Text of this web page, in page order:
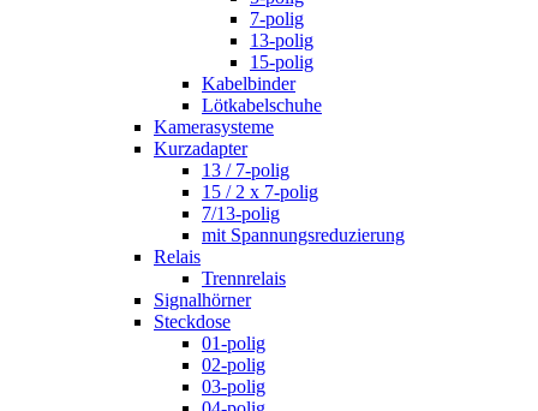
7-polig
13-polig
15-polig
Kabelbinder
Lötkabelschuhe
Kamerasysteme
Kurzadapter
13 / 7-polig
15 / 2 x 7-polig
7/13-polig
mit Spannungsreduzierung
Relais
Trennrelais
Signalhörner
Steckdose
01-polig
02-polig
03-polig